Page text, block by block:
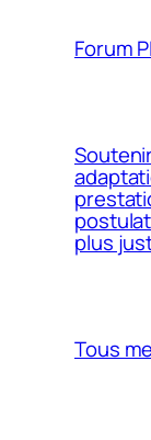
Forum
plus
Tous